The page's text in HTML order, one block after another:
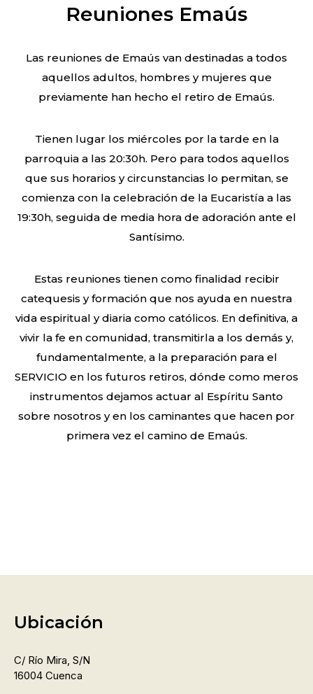
Reuniones Emaús
Las reuniones de Emaús van destinadas a todos
aquellos adultos, hombres y mujeres que
previamente han hecho el retiro de Emaús.
Tienen lugar los miércoles por la tarde en la
parroquia a las 20:30h. Pero para todos aquellos
que sus horarios y circunstancias lo permitan, se
comienza con la celebración de la Eucaristía a las
19:30h, seguida de media hora de adoración ante el
Santísimo.
Estas reuniones tienen como finalidad recibir
catequesis y formación que nos ayuda en nuestra
vida espiritual y diaria como católicos. En definitiva, a
vivir la fe en comunidad, transmitirla a los demás y,
fundamentalmente, a la preparación para el
SERVICIO en los futuros retiros, dónde como meros
instrumentos dejamos actuar al Espíritu Santo
sobre nosotros y en los caminantes que hacen por
primera vez el camino de Emaús.
Ubicación
C/ Río Mira, S/n
16004 Cuenca